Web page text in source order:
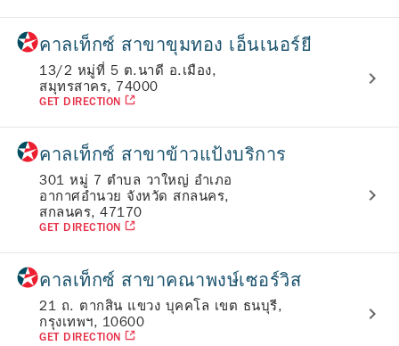
คาลเท็กซ์ สาขาขุมทอง เอ็นเนอร์ยี
13/2 หมู่ที่ 5 ต.นาดี อ.เมือง,
สมุทรสาคร, 74000
GET DIRECTION
คาลเท็กซ์ สาขาข้าวแป้งบริการ
301 หมู่ 7 ตำบล วาใหญ่ อำเภอ
อากาศอำนวย จังหวัด สกลนคร,
สกลนคร, 47170
GET DIRECTION
คาลเท็กซ์ สาขาคณาพงษ์เซอร์วิส
21 ถ. ตากสิน แขวง บุคคโล เขต ธนบุรี,
กรุงเทพฯ, 10600
GET DIRECTION